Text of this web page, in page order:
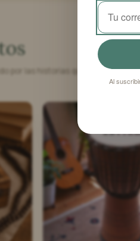
por las historias que los
Al